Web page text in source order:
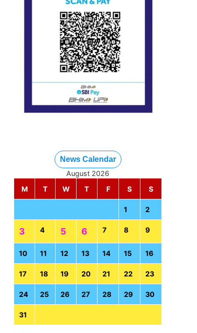
News Calendar
August 2026
M
T W T F S S
1 2
3 4 5 6 7 8 9
10 11 12 13 14 15 16
17 18 19 20 21 22 23
24 25 26 27 28 29 30
31